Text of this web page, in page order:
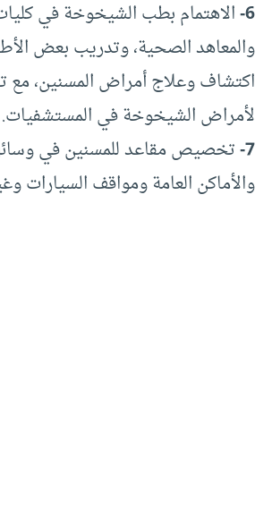
6- الاهتمام بطب الشيخوخة في
والمعاهد الصحية، وتدريب بعض
اكتشاف وعلاج أمراض المسنين،
لأمراض الشيخوخة في المستشفيات.
7- تخصيص مقاعد للمسنين في
والأماكن العامة ومواقف السيارات